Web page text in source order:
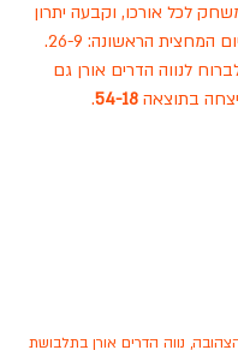
לכל אורכו, וקבעה יתרון
הראשונה: 26-9.
לנווה הדרים אורן גם
בתוצאה 54-18
.
נווה הדרים אורן בתלבושת